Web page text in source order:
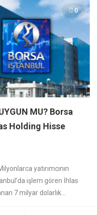
0
MU? Borsa
Holding Hisse
yatırımcının
işlem gören İhlas
7 milyar dolarlık...